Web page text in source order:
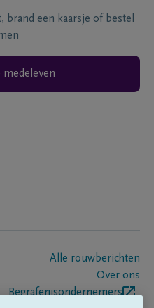
brand een kaarsje of bestel
medeleven
Alle rouwberichten
Over ons
Begrafenisondernemers